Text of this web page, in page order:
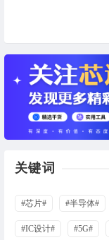
导
航
关键词
#芯片# #半导体#
#IC设计# #5G#